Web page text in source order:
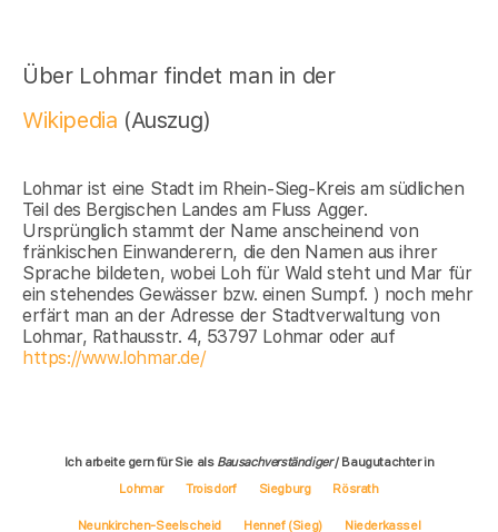
Über Lohmar findet man in der
Wikipedia (Auszug)
Lohmar ist eine Stadt im Rhein-Sieg-Kreis am südlichen
Teil des Bergischen Landes am Fluss Agger.
Ursprünglich stammt der Name anscheinend von
fränkischen Einwanderern, die den Namen aus ihrer
Sprache bildeten, wobei Loh für Wald steht und Mar für
ein stehendes Gewässer bzw. einen Sumpf. ) noch mehr
erfärt man an der Adresse der Stadtverwaltung von
Lohmar, Rathausstr. 4, 53797 Lohmar oder auf
https://www.lohmar.de/
Ich arbeite gern für Sie als Bausachverständiger/ Baugutachter in
Lohmar
Troisdorf Siegburg Rösrath
Neunkirchen-Seelscheid Hennef (Sieg) Niederkassel